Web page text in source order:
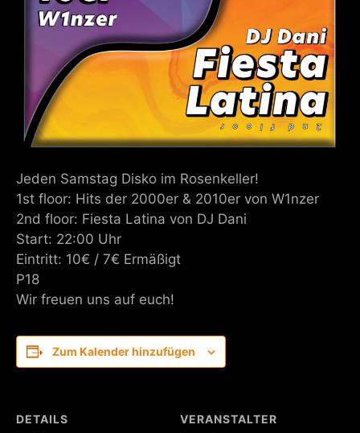
Jeden Samstag Disko im Rosenkeller!
1st floor: Hits der 2000er & 2010er von W1nzer
2nd floor: Fiesta Latina von DJ Dani
Start: 22:00 Uhr
Eintritt: 10€ / 7€ Ermäßigt
P18
Wir freuen uns auf euch!
Zum Kalender hinzufügen
DETAILS
VERANSTALTER